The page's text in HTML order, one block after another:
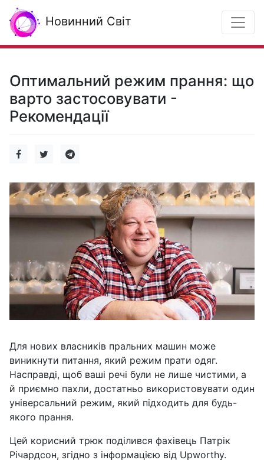
Новинний Світ
Оптимальний режим прання: що
варто застосовувати -
Рекомендації
Для нових власників пральних машин може
виникнути питання, який режим прати одяг.
Насправді, щоб ваші речі були не лише чистими, а
й приємно пахли, достатньо використовувати один
універсальний режим, який підходить для будь-
якого прання.
Цей корисний трюк поділився фахівець Патрік
Річардсон, згідно з інформацією від Upworthy.